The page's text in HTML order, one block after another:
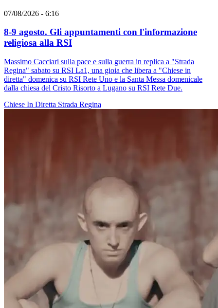
07/08/2026 - 6:16
8-9 agosto. Gli appuntamenti con l'informazione
religiosa alla RSI
Massimo Cacciari sulla pace e sulla guerra in replica a "Strada
Regina" sabato su RSI La1, una gioia che libera a "Chiese in
diretta" domenica su RSI Rete Uno e la Santa Messa domenicale
dalla chiesa del Cristo Risorto a Lugano su RSI Rete Due.
Chiese In Diretta Strada Regina